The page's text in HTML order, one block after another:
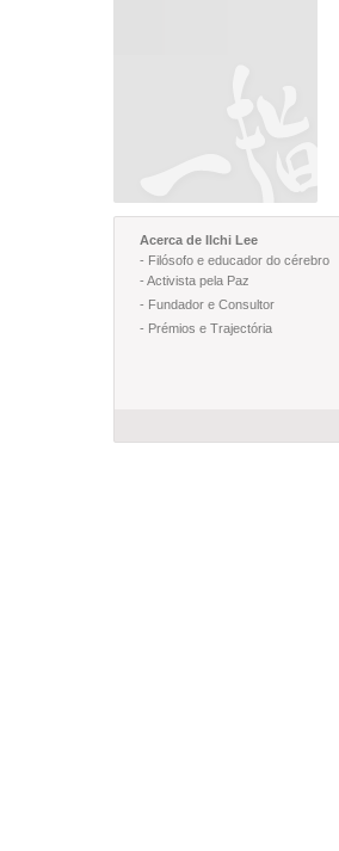
Acerca de Ilchi Lee
- Filósofo e educador do cérebro
- Activista pela Paz
- Fundador e Consultor
- Prémios e Trajectória